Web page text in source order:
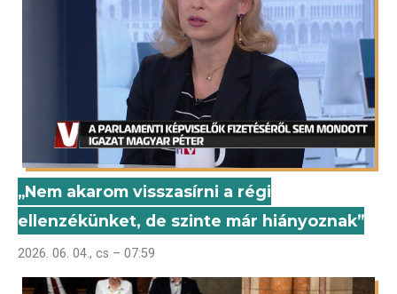
„Nem akarom visszasírni a régi
ellenzékünket, de szinte már hiányoznak”
2026. 06. 04., cs – 07:59